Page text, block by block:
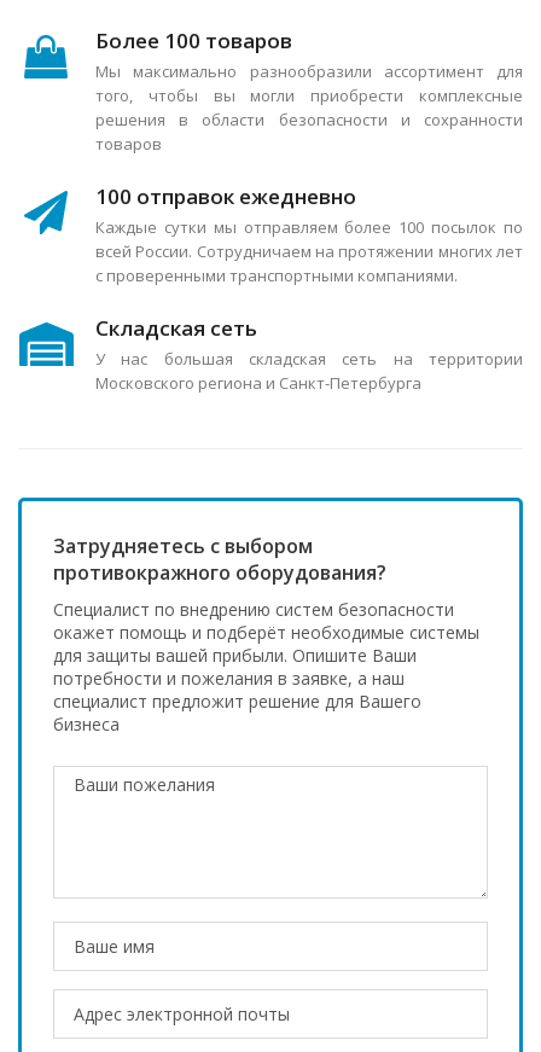
Более 100 товаров
Мы максимально разнообразили ассортимент для
того, чтобы вы могли приобрести комплексные
решения в области безопасности и сохранности
товаров
100 отправок ежедневно
Каждые сутки мы отправляем более 100 посылок по
всей России. Сотрудничаем на протяжении многих лет
с проверенными транспортными компаниями.
Складская сеть
У нас большая складская сеть на территории
Московского региона и Санкт-Петербурга
Затрудняетесь с выбором
противокражного оборудования?
Специалист по внедрению систем безопасности
окажет помощь и подберёт необходимые системы
для защиты вашей прибыли. Опишите Ваши
потребности и пожелания в заявке, а наш
специалист предложит решение для Вашего
бизнеса